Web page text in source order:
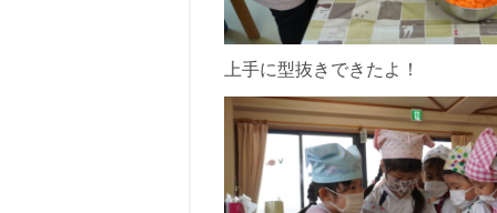
上手に型抜きできたよ！